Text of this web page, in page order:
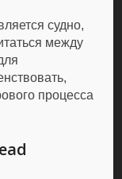
судно,
между
процесса